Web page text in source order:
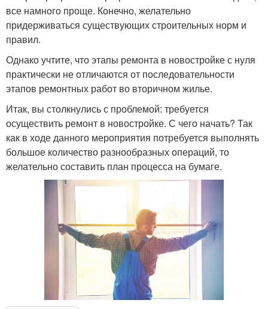
все намного проще. Конечно, желательно
придерживаться существующих строительных норм и
правил.
Однако учтите, что этапы ремонта в новостройке с нуля
практически не отличаются от последовательности
этапов ремонтных работ во вторичном жилье.
Итак, вы столкнулись с проблемой: требуется
осуществить ремонт в новостройке. С чего начать? Так
как в ходе данного мероприятия потребуется выполнять
большое количество разнообразных операций, то
желательно составить план процесса на бумаге.